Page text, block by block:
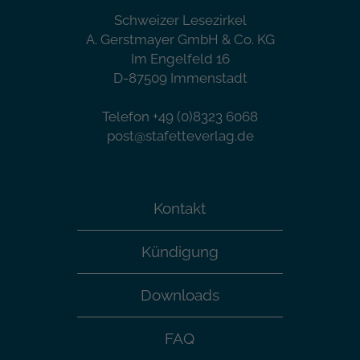
Schweizer Lesezirkel
A. Gerstmayer GmbH & Co. KG
Im Engelfeld 16
D-87509 Immenstadt
Telefon +49 (0)8323 6068
post@stafetteverlag.de
Kontakt
Kündigung
Downloads
FAQ